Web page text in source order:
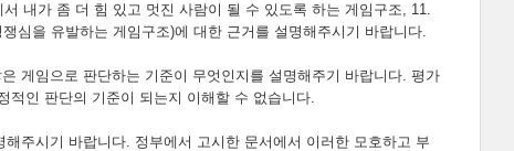
내가 좀 더 힘 있고 멋진 사람이 될 수 있도록 하는 게임구조, 11.
심을 유발하는 게임구조)에 대한 근거를 설명해주시기 바랍니다.
게임으로 판단하는 기준이 무엇인지를 설명해주기 바랍니다. 평가
적인 판단의 기준이 되는지 이해할 수 없습니다.
주시기 바랍니다. 정부에서 고시한 문서에서 이러한 모호하고 부